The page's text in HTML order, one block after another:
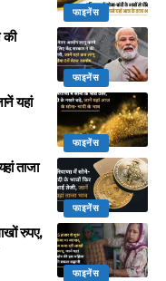
फाइनेंस
फाइनेंस
फाइनेंस
यहां
फाइनेंस
ताजा
फाइनेंस
रुपए,